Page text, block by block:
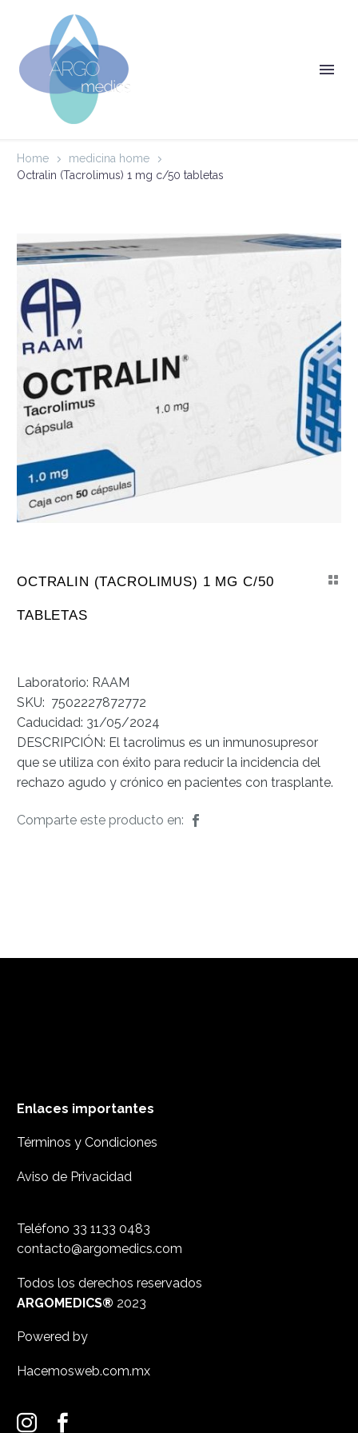
Home
medicina home
Octralin (Tacrolimus) 1 mg c/50 tabletas
OCTRALIN (TACROLIMUS) 1 MG C/50
TABLETAS
Laboratorio: RAAM
SKU: 7502227872772
Caducidad: 31/05/2024
DESCRIPCIÓN: El tacrolimus es un inmunosupresor
que se utiliza con éxito para reducir la incidencia del
rechazo agudo y crónico en pacientes con trasplante.
Comparte este producto en:
Enlaces importantes
Términos y Condiciones
Aviso de Privacidad
Teléfono 33 1133 0483
contacto@argomedics.com
Todos los derechos reservados
ARGOMEDICS® 2023
Powered by
Hacemosweb.com.mx